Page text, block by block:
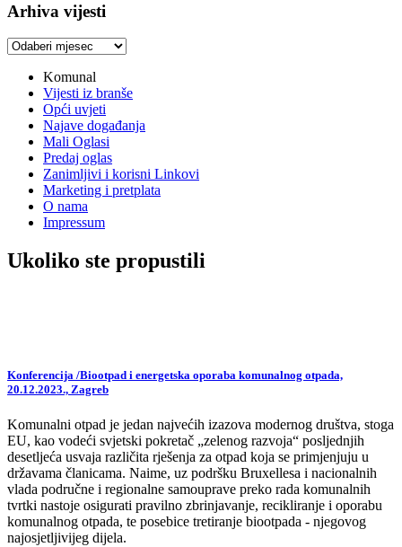
Arhiva vijesti
Arhiva
Komunal
Vijesti iz branše
Opći uvjeti
Najave događanja
Mali Oglasi
Predaj oglas
Zanimljivi i korisni Linkovi
Marketing i pretplata
O nama
Impressum
Ukoliko ste propustili
Konferencija /Biootpad i energetska oporaba komunalnog otpada,
20.12.2023., Zagreb
Komunalni otpad je jedan najvećih izazova modernog društva, stoga
EU, kao vodeći svjetski pokretač „zelenog razvoja“ posljednjih
desetljeća usvaja različita rješenja za otpad koja se primjenjuju u
državama članicama. Naime, uz podršku Bruxellesa i nacionalnih
vlada područne i regionalne samouprave preko rada komunalnih
tvrtki nastoje osigurati pravilno zbrinjavanje, recikliranje i oporabu
komunalnog otpada, te posebice tretiranje biootpada - njegovog
najosjetljivijeg dijela.